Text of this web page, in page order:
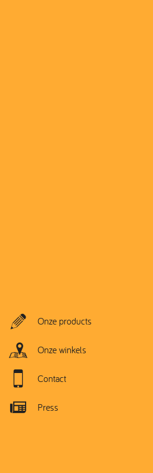
Onze products
Onze winkels
Contact
Press